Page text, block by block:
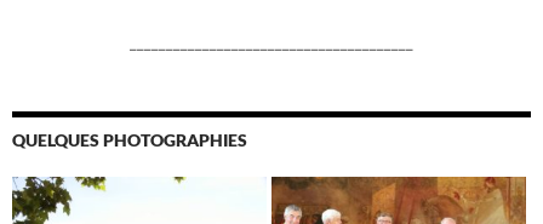
QUELQUES PHOTOGRAPHIES